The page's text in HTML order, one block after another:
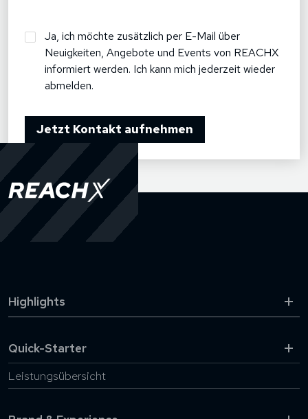
Bleibe
REACHX
date:*
Ja, ich möchte zusätzlich per E-Mail über
Neuigkeiten, Angebote und Events von REACHX
informiert werden. Ich kann mich jederzeit wieder
abmelden.
Jetzt Kontakt aufnehmen
Highlights
MARKE&TING Wissen
MARKE&TING® Score
Quick-Starter
MARKE&TING® Analyse
Leistungsübersicht